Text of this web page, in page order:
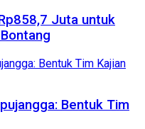
Juta untuk
Bentuk Tim